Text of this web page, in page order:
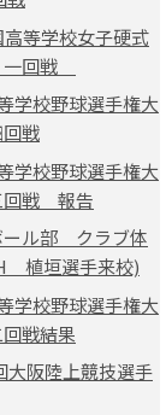
等学校女子硬式
回戦
学校野球選手権大
戦
学校野球選手権大
戦 報告
ール部 クラブ体
植垣選手来校)
学校野球選手権大
戦結果
大阪陸上競技選手